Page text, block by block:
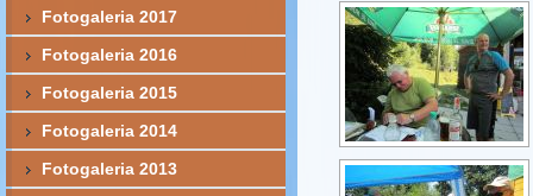
Fotogaleria 2017
Fotogaleria 2016
Fotogaleria 2015
Fotogaleria 2014
Fotogaleria 2013